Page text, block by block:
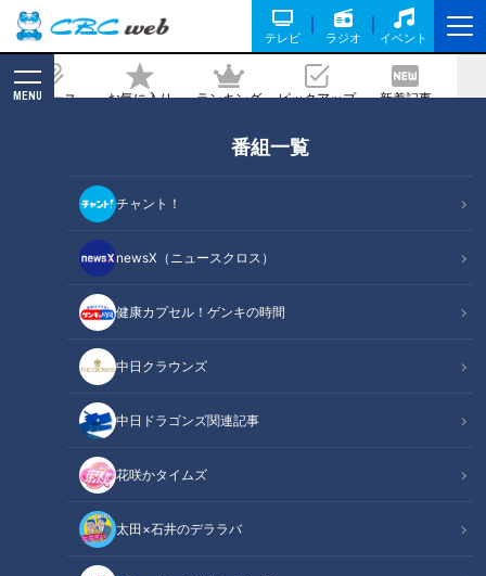
テレビ ラジオ イベント
ニュース お気に入り ランキング ピックアップ 新着記事
MENU
番組一覧
チャント！
newsX（ニュースクロス）
健康カプセル！ゲンキの時間
中日クラウンズ
中日ドラゴンズ関連記事
花咲かタイムズ
太田×石井のデララバ
ーバー配達員が石川県の被災地に通う理
2024/04/04 21:00